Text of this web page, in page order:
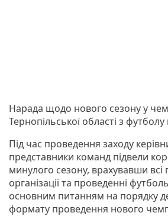
Нарада щодо нового сезону у
Тернопільської області з футболу
Під час проведення заходу
представники команд підвели
минулого сезону, врахувавши всі
організації та проведенні
основним питанням на порядку
формату проведення нового